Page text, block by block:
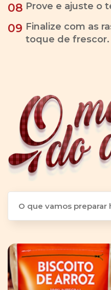
08 Prove e ajuste o
09 Finalize com as
toque de frescor.